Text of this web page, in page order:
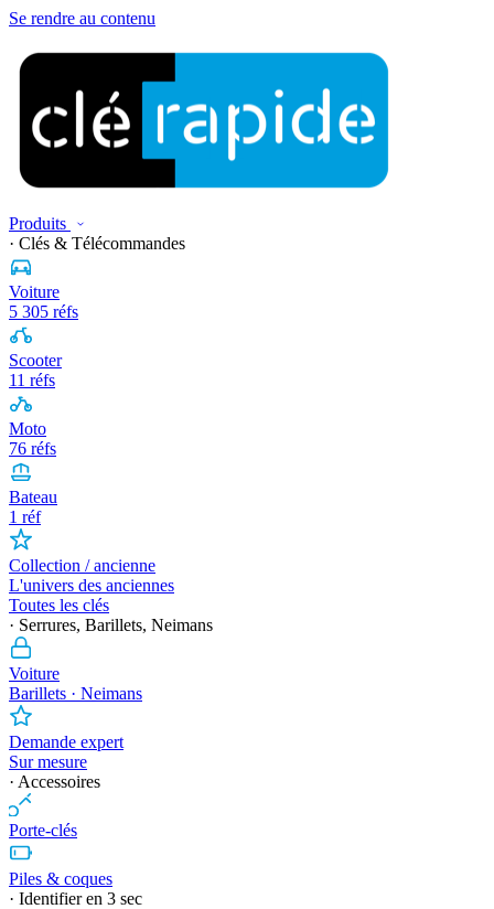
Se rendre au contenu
Produits
· Clés & Télécommandes
Voiture
5 305 réfs
Scooter
11 réfs
Moto
76 réfs
Bateau
1 réf
Collection / ancienne
L'univers des anciennes
Toutes les clés
· Serrures, Barillets, Neimans
Voiture
Barillets · Neimans
Demande expert
Sur mesure
· Accessoires
Porte-clés
Piles & coques
· Identifier en 3 sec